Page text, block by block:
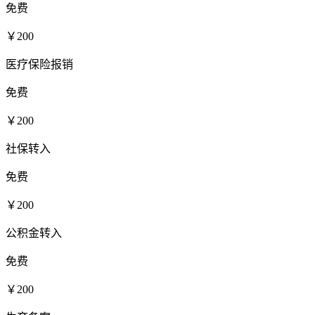
免费
￥200
医疗保险报销
免费
￥200
社保转入
免费
￥200
公积金转入
免费
￥200